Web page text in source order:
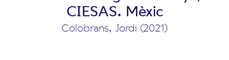
CIESAS. Mèxic
Colobrans, Jordi (2021)